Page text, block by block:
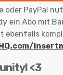
oder PayPal
ein Abo mit
ebenfalls
<3